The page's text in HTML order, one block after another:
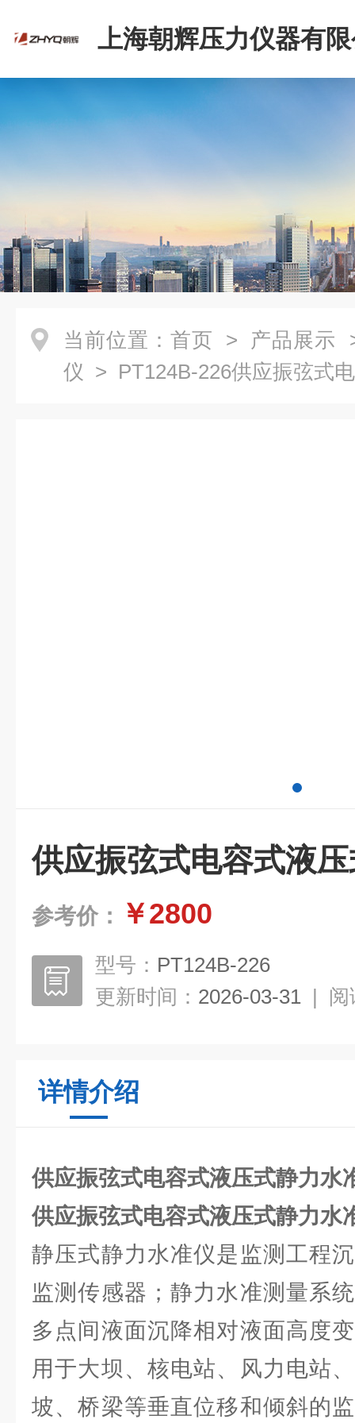
上海朝辉压力仪器有
当前位置： 首页 > 产品展示
仪 > PT124B-226供应振弦式
供应振弦式电容式液
参考价： ￥2800
型号： PT124B-226
更新时间： 2026-03-31 | 阅
详情介绍
供应振弦式电容式液压式静力水
供应振弦式电容式液压式静力水
静压式静力水准仪是监测工程
监测传感器；静力水准测量系
多点间液面沉降相对液面高度
用于大坝、核电站、风力电站
坡、桥梁等垂直位移和倾斜的